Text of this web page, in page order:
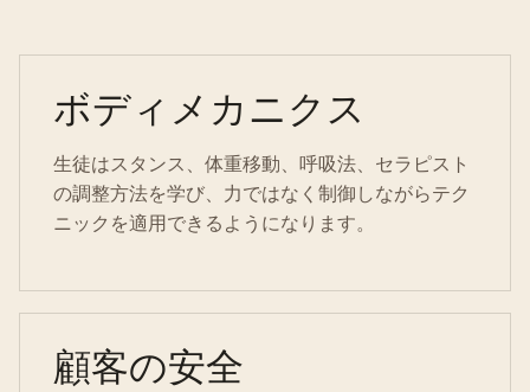
ボディメカニクス
生徒はスタンス、体重移動、呼吸法、セラピスト
の調整方法を学び、力ではなく制御しながらテク
ニックを適用できるようになります。
顧客の安全